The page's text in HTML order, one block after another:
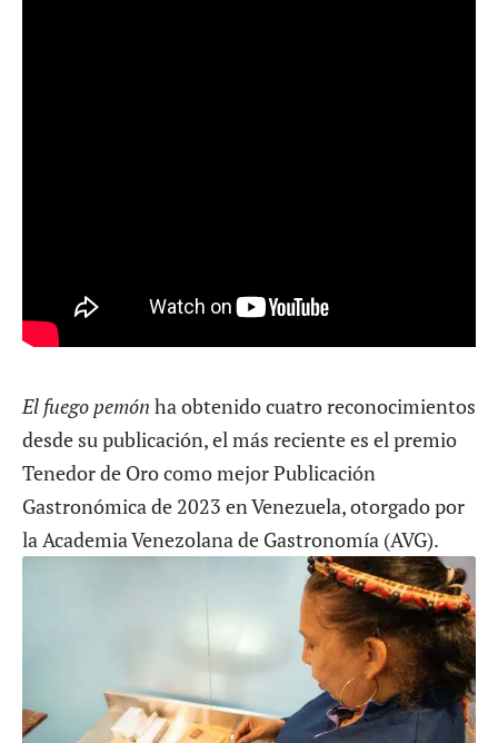
El fuego pemón ha obtenido cuatro reconocimientos
desde su publicación, el más reciente es el premio
Tenedor de Oro como mejor Publicación
Gastronómica de 2023 en Venezuela, otorgado por
la Academia Venezolana de Gastronomía (AVG).